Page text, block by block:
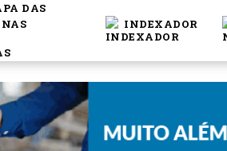
DAS
INDEXADOR